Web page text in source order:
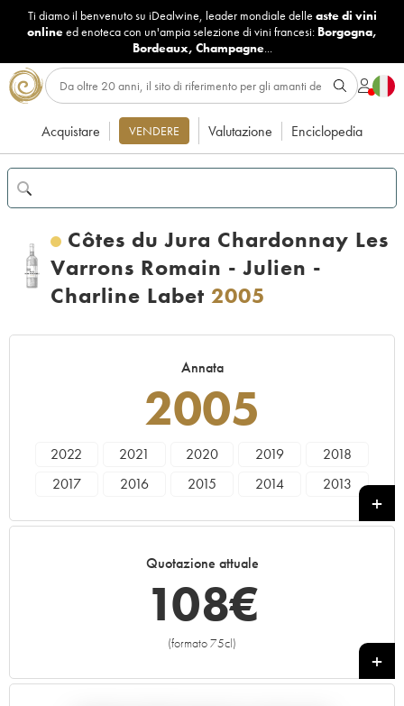
Ti diamo il benvenuto su iDealwine, leader mondiale delle aste di vini
onlineed enoteca con un'ampia selezione di vini francesi: Borgogna,
Bordeaux, Champagne...
Acquistare VENDERE Valutazione Enciclopedia
Côtes du Jura Chardonnay Les
Varrons Romain - Julien -
Charline Labet 2005
Annata
2005
2022 2021 2020 2019
2018
2017
2016 2015 2014
2013
Quotazione attuale
108€
(formato 75cl)
+